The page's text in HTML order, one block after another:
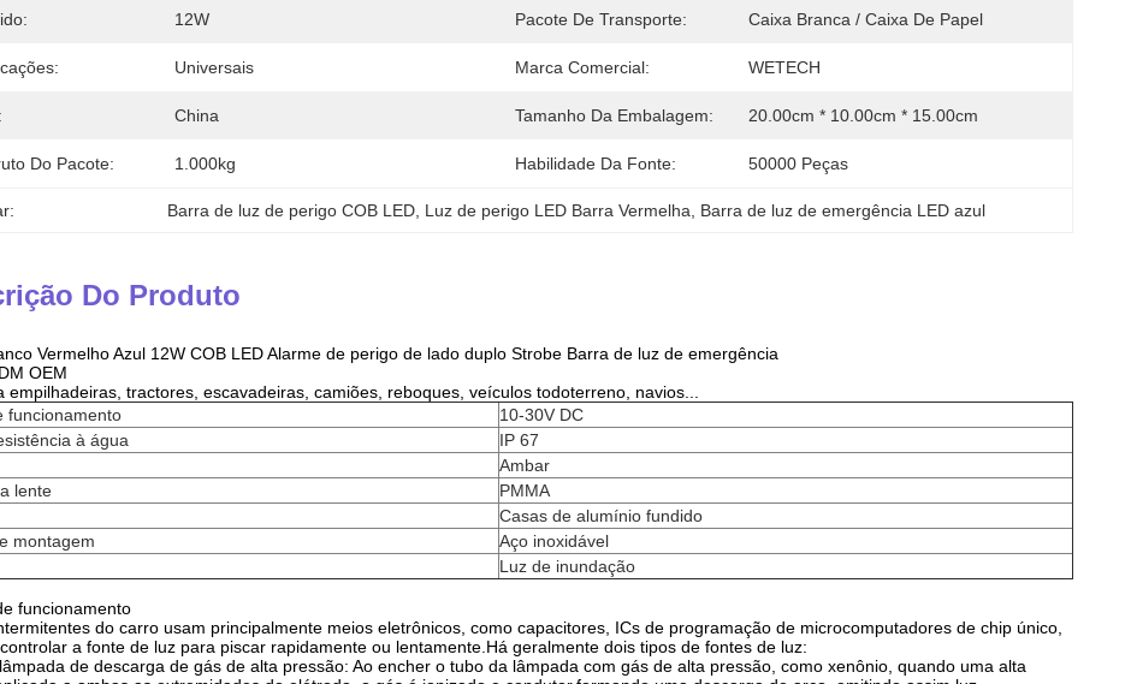
12W Pacote De Transporte: Caixa Branca / Caixa De Papel
Universais Marca Comercial: WETECH
China Tamanho Da Embalagem: 20.00cm * 10.00cm * 15.00cm
Do Pacote: 1.000kg Habilidade Da Fonte: 50000 Peças
Barra de luz de perigo COB LED Luz de perigo LED Barra Vermelha Barra de luz de emergência LED azul
Do Produto
Vermelho Azul 12W COB LED Alarme de perigo de lado duplo Strobe Barra de luz de emergência
OEM
empilhadeiras, tractores, escavadeiras, camiões, reboques, veículos todoterreno, navios...
funcionamento
10-30V DC
à água
IP 67
Ambar
lente
PMMA
Casas de alumínio fundido
montagem
Aço inoxidável
Luz de inundação
funcionamento
do carro usam principalmente meios eletrônicos, como capacitores, ICs de programação de microcomputadores de chip único,
a fonte de luz para piscar rapidamente ou lentamente.Há geralmente dois tipos de fontes de luz:
de descarga de gás de alta pressão: Ao encher o tubo da lâmpada com gás de alta pressão, como xenônio, quando uma alta